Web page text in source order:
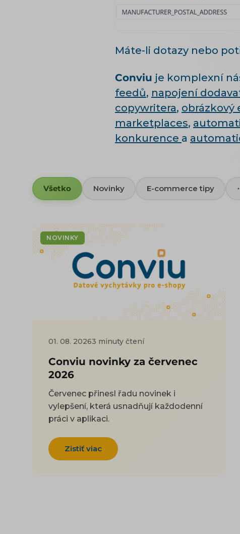
Máte-li dotazy nebo
Conviu je komplexní
feedů, napojení
copywritera, obrázkový
marketplaces,
konkurence a
Všetko Novinky E-commerce tipy
NOVINKY
01. 08. 20263 minuty čtení
Conviu novinky za červenec
2026
Červenec přinesl řadu novinek i
vylepšení, která usnadňují každodenní
práci v aplikaci.
Zistiť viac